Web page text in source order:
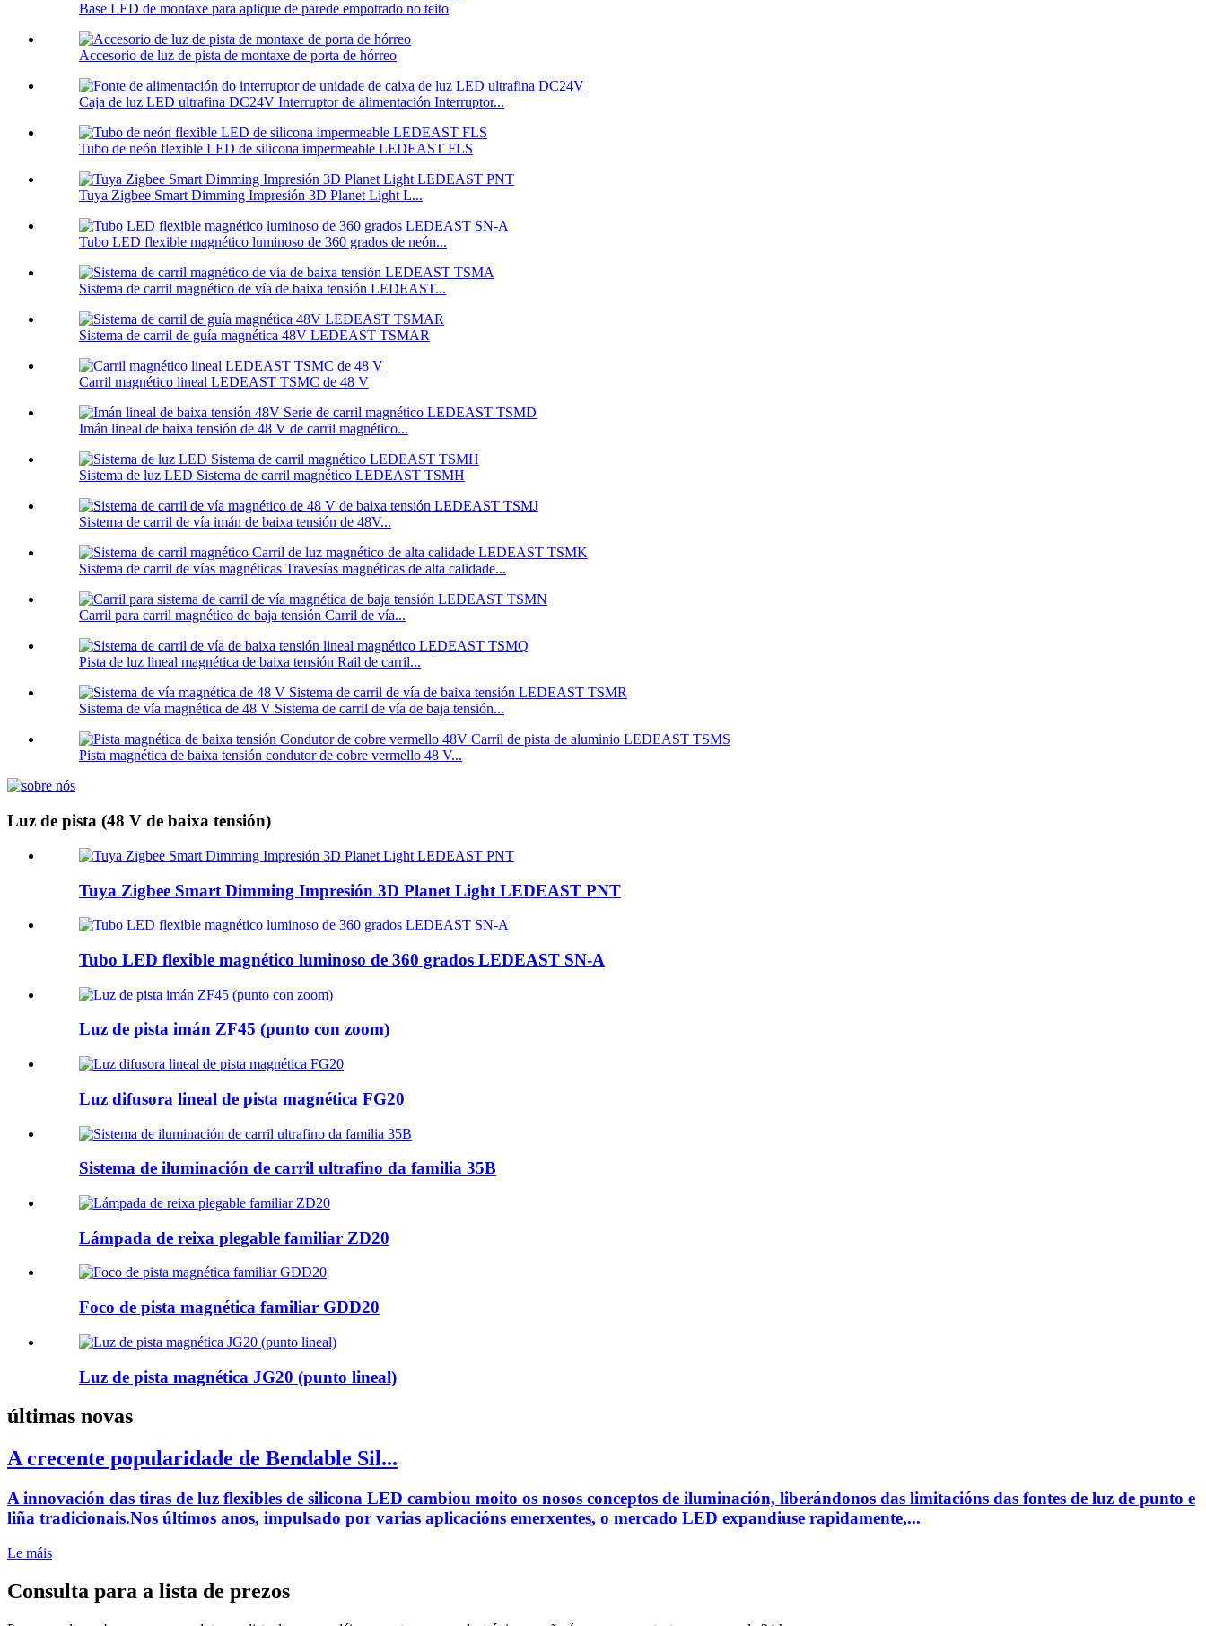
Base LED de montaxe para aplique de parede empotrado no teito
Accesorio de luz de pista de montaxe de porta de hórreo
Caja de luz LED ultrafina DC24V Interruptor de alimentación Interruptor...
Tubo de neón flexible LED de silicona impermeable LEDEAST FLS
Tuya Zigbee Smart Dimming Impresión 3D Planet Light L...
Tubo LED flexible magnético luminoso de 360 ​​grados de neón...
Sistema de carril magnético de vía de baixa tensión LEDEAST...
Sistema de carril de guía magnética 48V LEDEAST TSMAR
Carril magnético lineal LEDEAST TSMC de 48 V
Imán lineal de baixa tensión de 48 V de carril magnético...
Sistema de luz LED Sistema de carril magnético LEDEAST TSMH
Sistema de carril de vía imán de baixa tensión de 48V...
Sistema de carril de vías magnéticas Travesías magnéticas de alta calidade...
Carril para carril magnético de baja tensión Carril de vía...
Pista de luz lineal magnética de baixa tensión Rail de carril...
Sistema de vía magnética de 48 V Sistema de carril de vía de baja tensión...
Pista magnética de baixa tensión condutor de cobre vermello 48 V...
Luz de pista (48 V de baixa tensión)
Tuya Zigbee Smart Dimming Impresión 3D Planet Light LEDEAST PNT
Tubo LED flexible magnético luminoso de 360 ​​grados LEDEAST SN-A
Luz de pista imán ZF45 (punto con zoom)
Luz difusora lineal de pista magnética FG20
Sistema de iluminación de carril ultrafino da familia 35B
Lámpada de reixa plegable familiar ZD20
Foco de pista magnética familiar GDD20
Luz de pista magnética JG20 (punto lineal)
últimas novas
A crecente popularidade de Bendable Sil...
A innovación das tiras de luz flexibles de silicona LED cambiou moito os nosos conceptos de iluminación, liberándonos das limitacións das fontes de luz de punto e
liña tradicionais.Nos últimos anos, impulsado por varias aplicacións emerxentes, o mercado LED expandiuse rapidamente,...
Le máis
Consulta para a lista de prezos